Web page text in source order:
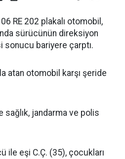
RE 202 plakalı otomobil,
sürücünün direksiyon
sonucu bariyere çarptı.
atan otomobil karşı şeride
sağlık, jandarma ve polis
ile eşi C.Ç. (35), çocukları